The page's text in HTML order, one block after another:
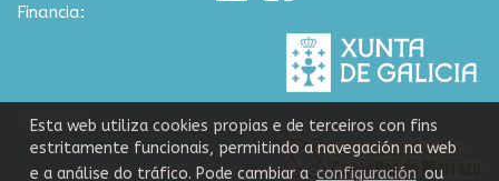
Financia:
Colabora:
Esta web utiliza cookies propias e de terceiros con fins
estritamente funcionais, permitindo a navegación na web
e a análise do tráfico. Pode cambiar a configuración ou